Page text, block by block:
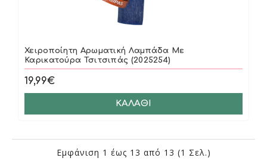
Χειροποίητη Αρωματική Λαμπάδα Με
Καρικατούρα Τσιτσιπάς (2025254)
19,99€
ΚΑΛΆΘΙ
Εμφάνιση 1 έως 13 από 13 (1 Σελ.)